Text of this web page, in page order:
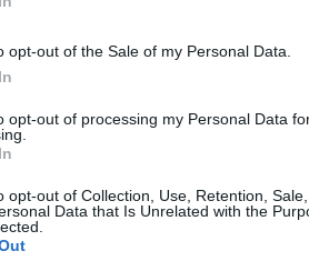
opt-out of the Sale of my Personal Data.
opt-out of processing my Personal Data
opt-out of Collection, Use, Retention,
Data that Is Unrelated with the
idei szezonra írt alá, egészen
MERCEDESNÉL
vezetheti a hétvégén.